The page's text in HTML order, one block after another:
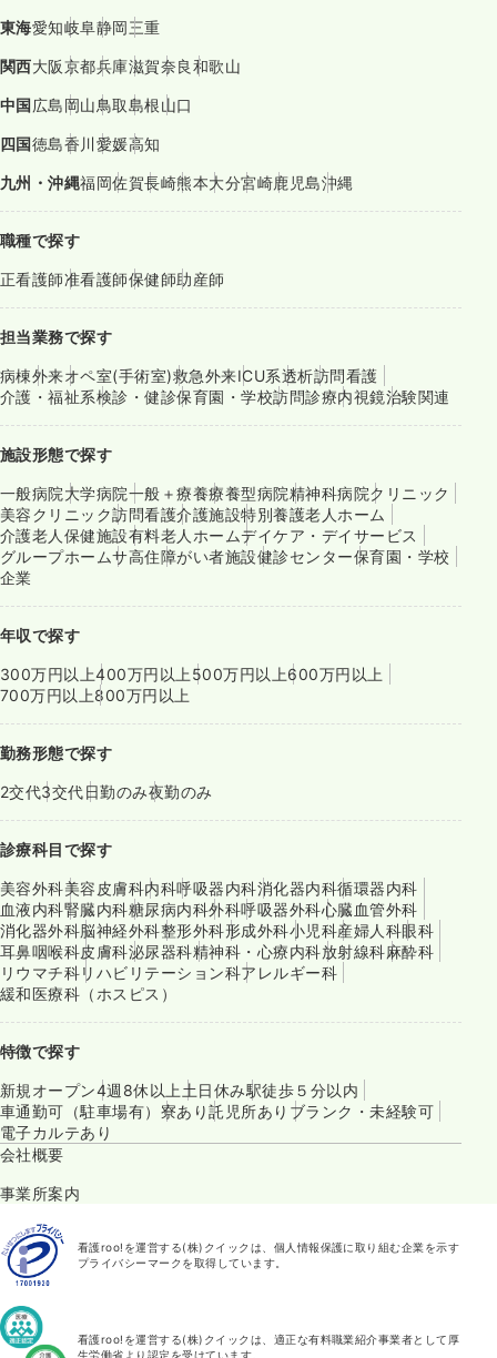
東海愛知岐阜静岡三重
関西大阪京都兵庫滋賀奈良和歌山
中国広島岡山鳥取島根山口
四国徳島香川愛媛高知
九州・沖縄福岡佐賀長崎熊本大分宮崎鹿児島沖縄
職種で探す
正看護師准看護師保健師助産師
担当業務で探す
病棟外来オペ室(手術室)救急外来ICU系透析訪問看護
介護・福祉系検診・健診保育園・学校訪問診療内視鏡治験関連
施設形態で探す
一般病院大学病院一般＋療養療養型病院精神科病院クリニック
美容クリニック訪問看護介護施設特別養護老人ホーム
介護老人保健施設有料老人ホームデイケア・デイサービス
グループホームサ高住障がい者施設健診センター保育園・学校
企業
年収で探す
300万円以上400万円以上 500万円以上600万円以上
700万円以上800万円以上
勤務形態で探す
2交代3交代日勤のみ夜勤のみ
診療科目で探す
美容外科美容皮膚科内科呼吸器内科消化器内科循環器内科
血液内科腎臓内科糖尿病内科外科呼吸器外科心臓血管外科
消化器外科脳神経外科整形外科形成外科小児科産婦人科眼科
耳鼻咽喉科皮膚科泌尿器科精神科・心療内科放射線科麻酔科
リウマチ科リハビリテーション科アレルギー科
緩和医療科（ホスピス）
特徴で探す
新規オープン4週8休以上 土日休み駅徒歩５分以内
車通勤可（駐車場有） 寮あり託児所あり ブランク・未経験可
電子カルテあり
会社概要
事業所案内
看護roo!を運営する(株)クイックは、個人情報保護に取り組む企業を示す
プライバシーマークを取得しています。
看護roo!を運営する(株)クイックは、適正な有料職業紹介事業者として厚
生労働省より認定を受けています。